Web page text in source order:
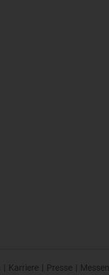
| Karriere | Presse | Messen